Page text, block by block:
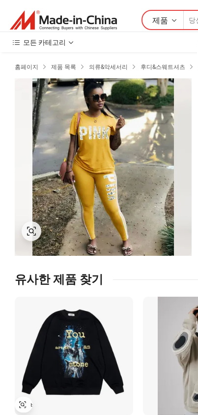
제품
모든 카테고리
홈페이지  제품 목록  의류&악세서리  후디&스웨트셔츠 
유사한 제품 찾기